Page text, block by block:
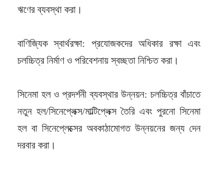
ঋণের ব্যবস্থা করা।
বাণিজ্যিক স্বার্থরক্ষা: প্রযোজকদের অধিকার রক্ষা এবং
চলচ্চিত্র নির্মাণ ও পরিবেশনায় স্বচ্ছতা নিশ্চিত করা।
সিনেমা হল ও প্রদর্শনী ব্যবস্থার উন্নয়ন: চলচ্চিত্র বাঁচাতে
নতুন হল/সিনেপ্লেক্স/মাল্টিপ্লেক্স তৈরি এবং পুরনো সিনেমা
হল বা সিনেপ্লেক্সের অবকাঠামোগত উন্নয়নের জন্য দেন
দরবার করা।